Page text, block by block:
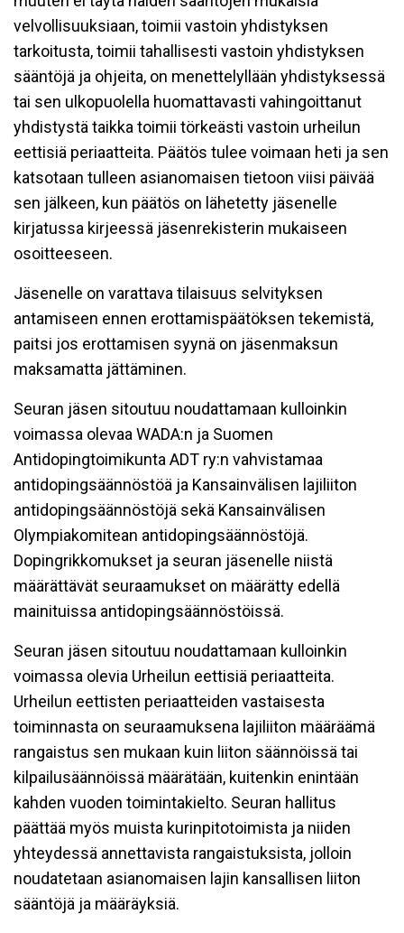
velvollisuuksiaan, toimii vastoin yhdistyksen
tarkoitusta, toimii tahallisesti vastoin yhdistyksen
sääntöjä ja ohjeita, on menettelyllään yhdistyksessä
tai sen ulkopuolella huomattavasti vahingoittanut
yhdistystä taikka toimii törkeästi vastoin urheilun
eettisiä periaatteita. Päätös tulee voimaan heti ja sen
katsotaan tulleen asianomaisen tietoon viisi päivää
sen jälkeen, kun päätös on lähetetty jäsenelle
kirjatussa kirjeessä jäsenrekisterin mukaiseen
osoitteeseen.
Jäsenelle on varattava tilaisuus selvityksen
antamiseen ennen erottamispäätöksen tekemistä,
paitsi jos erottamisen syynä on jäsenmaksun
maksamatta jättäminen.
Seuran jäsen sitoutuu noudattamaan kulloinkin
voimassa olevaa WADA:n ja Suomen
Antidopingtoimikunta ADT ry:n vahvistamaa
antidopingsäännöstöä ja Kansainvälisen lajiliiton
antidopingsäännöstöjä sekä Kansainvälisen
Olympiakomitean antidopingsäännöstöjä.
Dopingrikkomukset ja seuran jäsenelle niistä
määrättävät seuraamukset on määrätty edellä
mainituissa antidopingsäännöstöissä.
Seuran jäsen sitoutuu noudattamaan kulloinkin
voimassa olevia Urheilun eettisiä periaatteita.
Urheilun eettisten periaatteiden vastaisesta
toiminnasta on seuraamuksena lajiliiton määräämä
rangaistus sen mukaan kuin liiton säännöissä tai
kilpailusäännöissä määrätään, kuitenkin enintään
kahden vuoden toimintakielto. Seuran hallitus
päättää myös muista kurinpitotoimista ja niiden
yhteydessä annettavista rangaistuksista, jolloin
noudatetaan asianomaisen lajin kansallisen liiton
sääntöjä ja määräyksiä.